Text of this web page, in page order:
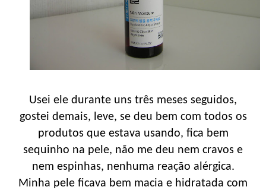
Usei ele durante uns três meses seguidos,
gostei demais, leve, se deu bem com todos os
produtos que estava usando, fica bem
sequinho na pele, não me deu nem cravos e
nem espinhas, nenhuma reação alérgica.
Minha pele ficava bem macia e hidratada com